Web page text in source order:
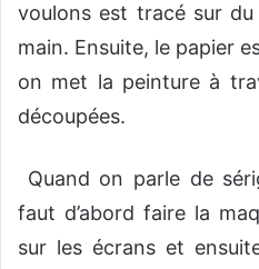
voulons est tracé sur
main. Ensuite, le papier
on met la peinture à
découpées.
Quand on parle de
faut d’abord faire la
sur les écrans et